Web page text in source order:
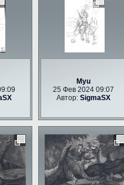
Myu
25 Фев 2024 09:07
Автор: SigmaSX